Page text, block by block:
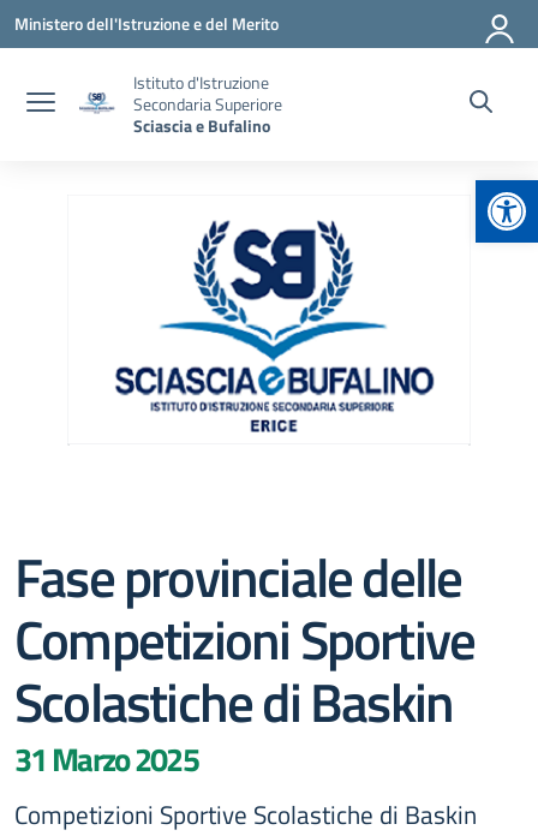
Vai ai contenuti
Vai al menu di navigazione
Vai al footer
Ministero dell'Istruzione e del Merito
Istituto d'Istruzione
Secondaria Superiore
Sciascia e Bufalino
Fase provinciale delle
Competizioni Sportive
Scolastiche di Baskin
31 Marzo 2025
Competizioni Sportive Scolastiche di Baskin